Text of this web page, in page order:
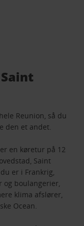
Reunion, så du
den et andet.
en køretur på 12
Saint
er i Frankrig,
og boulangerier,
klima afslører,
Ocean.